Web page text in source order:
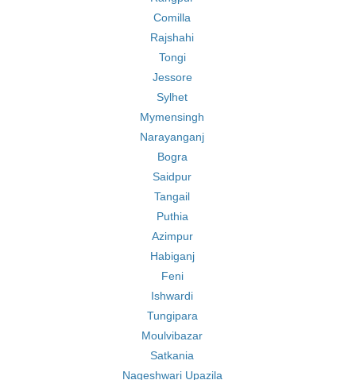
Comilla
Rajshahi
Tongi
Jessore
Sylhet
Mymensingh
Narayanganj
Bogra
Saidpur
Tangail
Puthia
Azimpur
Habiganj
Feni
Ishwardi
Tungipara
Moulvibazar
Satkania
Nageshwari Upazila